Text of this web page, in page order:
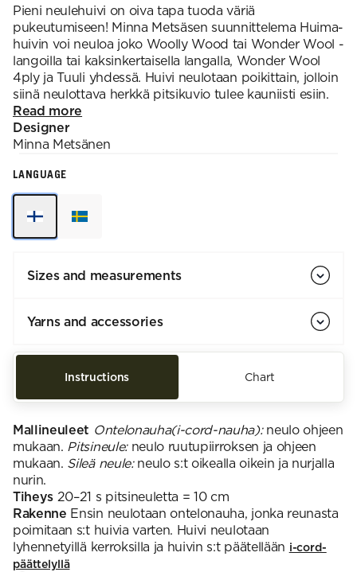
Pieni neulehuivi on oiva tapa tuoda väriä
pukeutumiseen! Minna Metsäsen suunnittelema Huima-
huivin voi neuloa joko Woolly Wood tai Wonder Wool -
langoilla tai kaksinkertaisella langalla, Wonder Wool
4ply ja Tuuli yhdessä. Huivi neulotaan poikittain, jolloin
siinä neulottava herkkä pitsikuvio tulee kauniisti esiin.
Read more
Designer
Minna Metsänen
LANGUAGE
Sizes and measurements
Yarns and accessories
Instructions Chart
Mallineuleet Ontelonauha(i-cord-nauha):neulo ohjeen
mukaan. Pitsineule:neulo ruutupiirroksen ja ohjeen
mukaan. Sileä neule:neulo s:t oikealla oikein ja nurjalla
nurin.
Tiheys 20–21 s pitsineuletta = 10 cm
Rakenne Ensin neulotaan ontelonauha, jonka reunasta
poimitaan s:t huivia varten. Huivi neulotaan
lyhennetyillä kerroksilla ja huivin s:t päätellään i-cord-
päättelyllä